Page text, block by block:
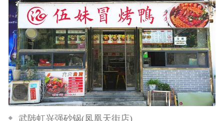
武陟虹兴强砂锅(凤凰天街店)